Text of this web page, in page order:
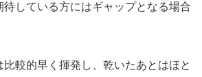
している方にはギャップとなる場合
較的早く揮発し、乾いたあとはほと